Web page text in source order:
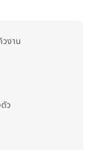
งาน
ว